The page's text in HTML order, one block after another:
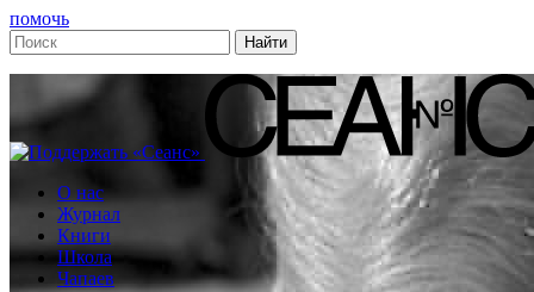
помочь
О нас
Журнал
Книги
Школа
Чапаев